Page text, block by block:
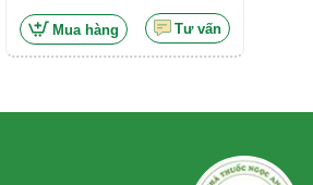
Mua hàng Tư vấn